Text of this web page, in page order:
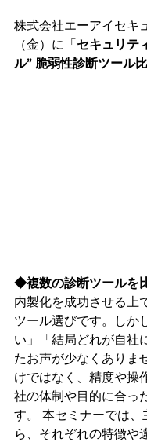
株式会社エーアイセキ
（金）に「セキュリテ
ル” 脆弱性診断ツール
◆複数の診断ツールを
内製化を成功させる上
ツール選びです。しか
い」「結局どれが自社
たお声が少なくありま
けではなく、精度や操
社の体制や目的に合っ
す。 本セミナーでは
ら、それぞれの特徴や